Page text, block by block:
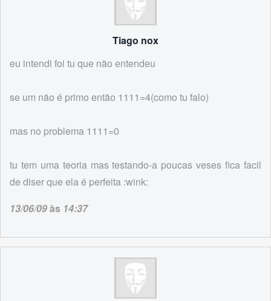
Tiago nox
eu intendi foi tu que não entendeu
se um não é primo então 1111=4(como tu falo)
mas no problema 1111=0
tu tem uma teoria mas testando-a poucas veses fica facil
de diser que ela é perfeita :wink:
13/06/09às 14:37